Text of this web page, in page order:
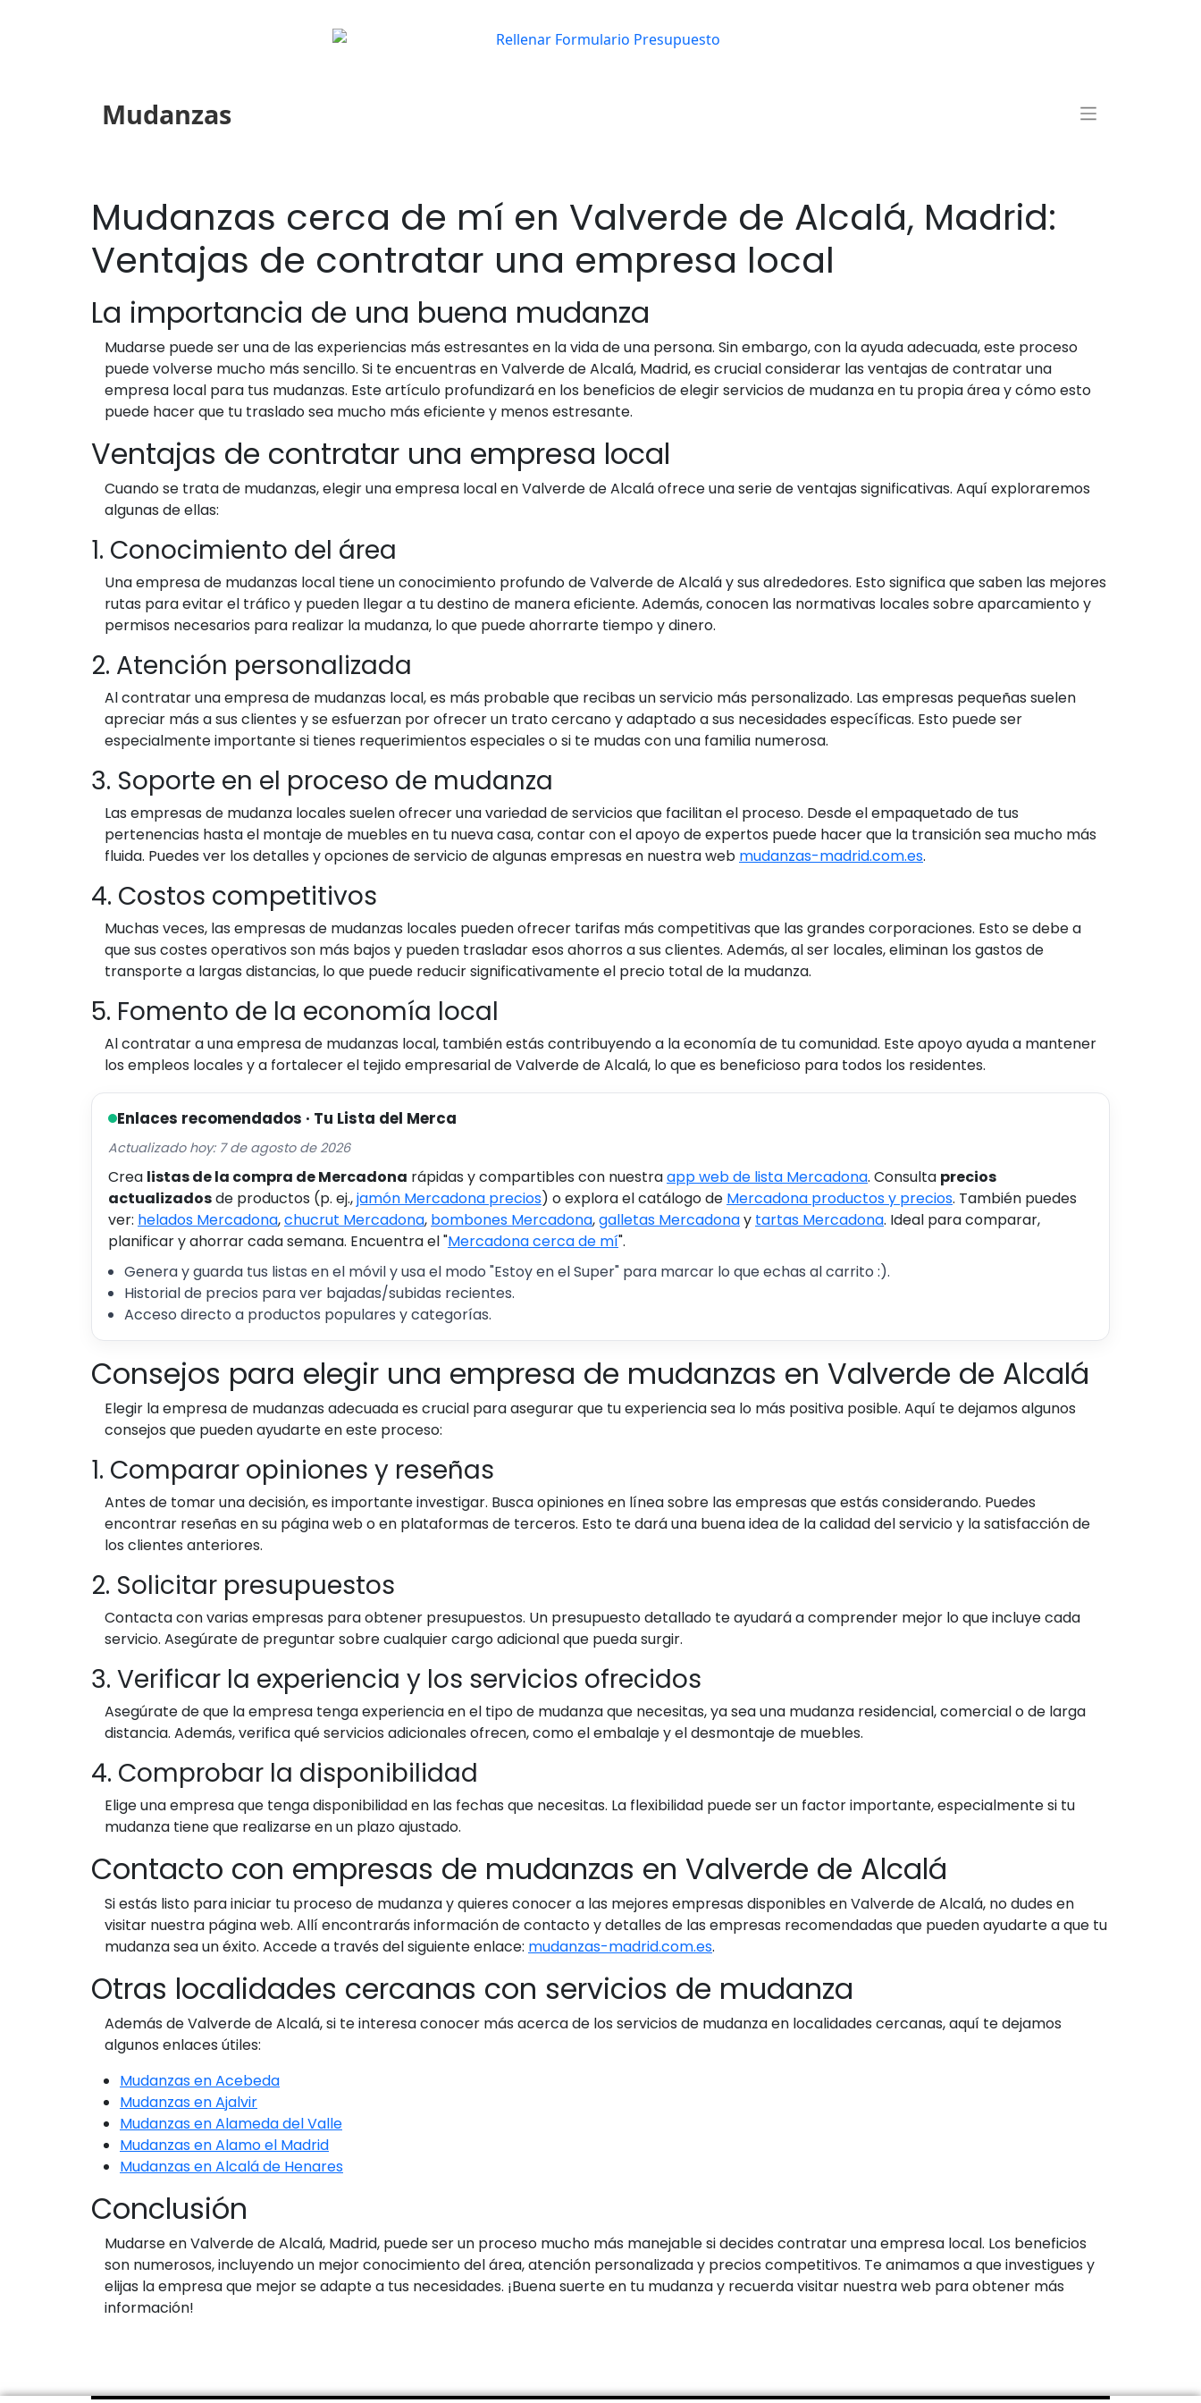
Mudanzas
Mudanzas cerca de mí en Valverde de Alcalá, Madrid:
Ventajas de contratar una empresa local
La importancia de una buena mudanza
Mudarse puede ser una de las experiencias más estresantes en la vida de una persona. Sin embargo, con la ayuda adecuada, este proceso
puede volverse mucho más sencillo. Si te encuentras en Valverde de Alcalá, Madrid, es crucial considerar las ventajas de contratar una
empresa local para tus mudanzas. Este artículo profundizará en los beneficios de elegir servicios de mudanza en tu propia área y cómo esto
puede hacer que tu traslado sea mucho más eficiente y menos estresante.
Ventajas de contratar una empresa local
Cuando se trata de mudanzas, elegir una empresa local en Valverde de Alcalá ofrece una serie de ventajas significativas. Aquí exploraremos
algunas de ellas:
1. Conocimiento del área
Una empresa de mudanzas local tiene un conocimiento profundo de Valverde de Alcalá y sus alrededores. Esto significa que saben las mejores
rutas para evitar el tráfico y pueden llegar a tu destino de manera eficiente. Además, conocen las normativas locales sobre aparcamiento y
permisos necesarios para realizar la mudanza, lo que puede ahorrarte tiempo y dinero.
2. Atención personalizada
Al contratar una empresa de mudanzas local, es más probable que recibas un servicio más personalizado. Las empresas pequeñas suelen
apreciar más a sus clientes y se esfuerzan por ofrecer un trato cercano y adaptado a sus necesidades específicas. Esto puede ser
especialmente importante si tienes requerimientos especiales o si te mudas con una familia numerosa.
3. Soporte en el proceso de mudanza
Las empresas de mudanza locales suelen ofrecer una variedad de servicios que facilitan el proceso. Desde el empaquetado de tus
pertenencias hasta el montaje de muebles en tu nueva casa, contar con el apoyo de expertos puede hacer que la transición sea mucho más
fluida. Puedes ver los detalles y opciones de servicio de algunas empresas en nuestra web mudanzas-madrid.com.es.
4. Costos competitivos
Muchas veces, las empresas de mudanzas locales pueden ofrecer tarifas más competitivas que las grandes corporaciones. Esto se debe a
que sus costes operativos son más bajos y pueden trasladar esos ahorros a sus clientes. Además, al ser locales, eliminan los gastos de
transporte a largas distancias, lo que puede reducir significativamente el precio total de la mudanza.
5. Fomento de la economía local
Al contratar a una empresa de mudanzas local, también estás contribuyendo a la economía de tu comunidad. Este apoyo ayuda a mantener
los empleos locales y a fortalecer el tejido empresarial de Valverde de Alcalá, lo que es beneficioso para todos los residentes.
Enlaces recomendados · Tu Lista del Merca
Actualizado hoy: 7 de agosto de 2026
Crea listas de la compra de Mercadona rápidas y compartibles con nuestraapp web de lista Mercadona. Consulta precios
actualizadosde productos (p. ej.,jamón Mercadona precios) o explora el catálogo de Mercadona productos y precios. También puedes
ver: helados Mercadona,chucrut Mercadona, bombones Mercadona,galletas Mercadonay tartas Mercadona. Ideal para comparar,
planificar y ahorrar cada semana. Encuentra el "Mercadona cerca de mí".
Genera y guarda tus listas en el móvil y usa el modo "Estoy en el Super" para marcar lo que echas al carrito :).
Historial de precios para ver bajadas/subidas recientes.
Acceso directo a productos populares y categorías.
Consejos para elegir una empresa de mudanzas en Valverde de Alcalá
Elegir la empresa de mudanzas adecuada es crucial para asegurar que tu experiencia sea lo más positiva posible. Aquí te dejamos algunos
consejos que pueden ayudarte en este proceso:
1. Comparar opiniones y reseñas
Antes de tomar una decisión, es importante investigar. Busca opiniones en línea sobre las empresas que estás considerando. Puedes
encontrar reseñas en su página web o en plataformas de terceros. Esto te dará una buena idea de la calidad del servicio y la satisfacción de
los clientes anteriores.
2. Solicitar presupuestos
Contacta con varias empresas para obtener presupuestos. Un presupuesto detallado te ayudará a comprender mejor lo que incluye cada
servicio. Asegúrate de preguntar sobre cualquier cargo adicional que pueda surgir.
3. Verificar la experiencia y los servicios ofrecidos
Asegúrate de que la empresa tenga experiencia en el tipo de mudanza que necesitas, ya sea una mudanza residencial, comercial o de larga
distancia. Además, verifica qué servicios adicionales ofrecen, como el embalaje y el desmontaje de muebles.
4. Comprobar la disponibilidad
Elige una empresa que tenga disponibilidad en las fechas que necesitas. La flexibilidad puede ser un factor importante, especialmente si tu
mudanza tiene que realizarse en un plazo ajustado.
Contacto con empresas de mudanzas en Valverde de Alcalá
Si estás listo para iniciar tu proceso de mudanza y quieres conocer a las mejores empresas disponibles en Valverde de Alcalá, no dudes en
visitar nuestra página web. Allí encontrarás información de contacto y detalles de las empresas recomendadas que pueden ayudarte a que tu
mudanza sea un éxito. Accede a través del siguiente enlace: mudanzas-madrid.com.es.
Otras localidades cercanas con servicios de mudanza
Además de Valverde de Alcalá, si te interesa conocer más acerca de los servicios de mudanza en localidades cercanas, aquí te dejamos
algunos enlaces útiles:
Mudanzas en Acebeda
Mudanzas en Ajalvir
Mudanzas en Alameda del Valle
Mudanzas en Alamo el Madrid
Mudanzas en Alcalá de Henares
Conclusión
Mudarse en Valverde de Alcalá, Madrid, puede ser un proceso mucho más manejable si decides contratar una empresa local. Los beneficios
son numerosos, incluyendo un mejor conocimiento del área, atención personalizada y precios competitivos. Te animamos a que investigues y
elijas la empresa que mejor se adapte a tus necesidades. ¡Buena suerte en tu mudanza y recuerda visitar nuestra web para obtener más
información!